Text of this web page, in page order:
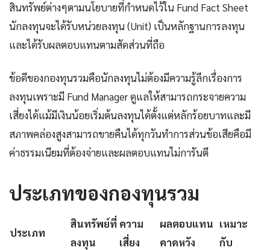
สินทรัพย์ต่างๆตามนโยบายที่กำหนดไว้ใน Fund Fact Sheet
นักลงทุนจะได้รับหน่วยลงทุน (Unit) เป็นหลักฐานการลงทุน
และได้รับผลตอบแทนตามสัดส่วนที่ถือ
ข้อดีของกองทุนรวมคือนักลงทุนไม่ต้องมีความรู้ลึกเรื่องการ
ลงทุนเพราะมี Fund Manager ดูแลให้สามารถกระจายความ
เสี่ยงได้แม้มีเงินน้อยเริ่มต้นลงทุนได้ตั้งแต่หลักร้อยบาทและมี
สภาพคล่องสูงสามารถขายคืนได้ทุกวันทำการส่วนข้อเสียคือมี
ค่าธรรมเนียมที่ต้องจ่ายและผลตอบแทนไม่การันตี
ประเภทของกองทุนรวม
ประเภท
สินทรัพย์ที่
ลงทุน
ความ
เสี่ยง
ผลตอบแทน
คาดหวัง
เหมาะ
กับ